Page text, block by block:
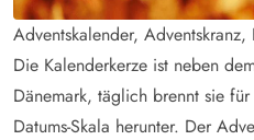
Adventskalender, Adventskranz,
Die Kalenderkerze ist neben
Dänemark, täglich brennt sie
Datums-Skala herunter. Der